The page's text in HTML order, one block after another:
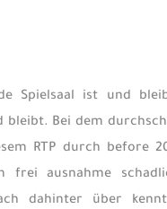
Spielsaal ist und
bleibt. Bei dem
RTP durch before
frei ausnahme
dahinter über